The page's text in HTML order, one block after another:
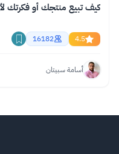
كيف تبيع منتجك أو
4.5
16182
أسامة سبيتان